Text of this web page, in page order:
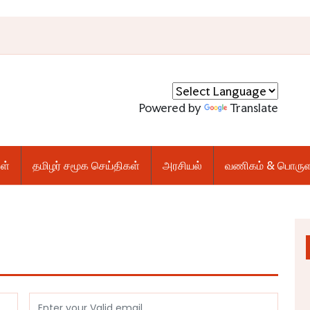
Powered by Translate
தமிழர் சமூக செய்திகள் அரசியல் வணிகம் &